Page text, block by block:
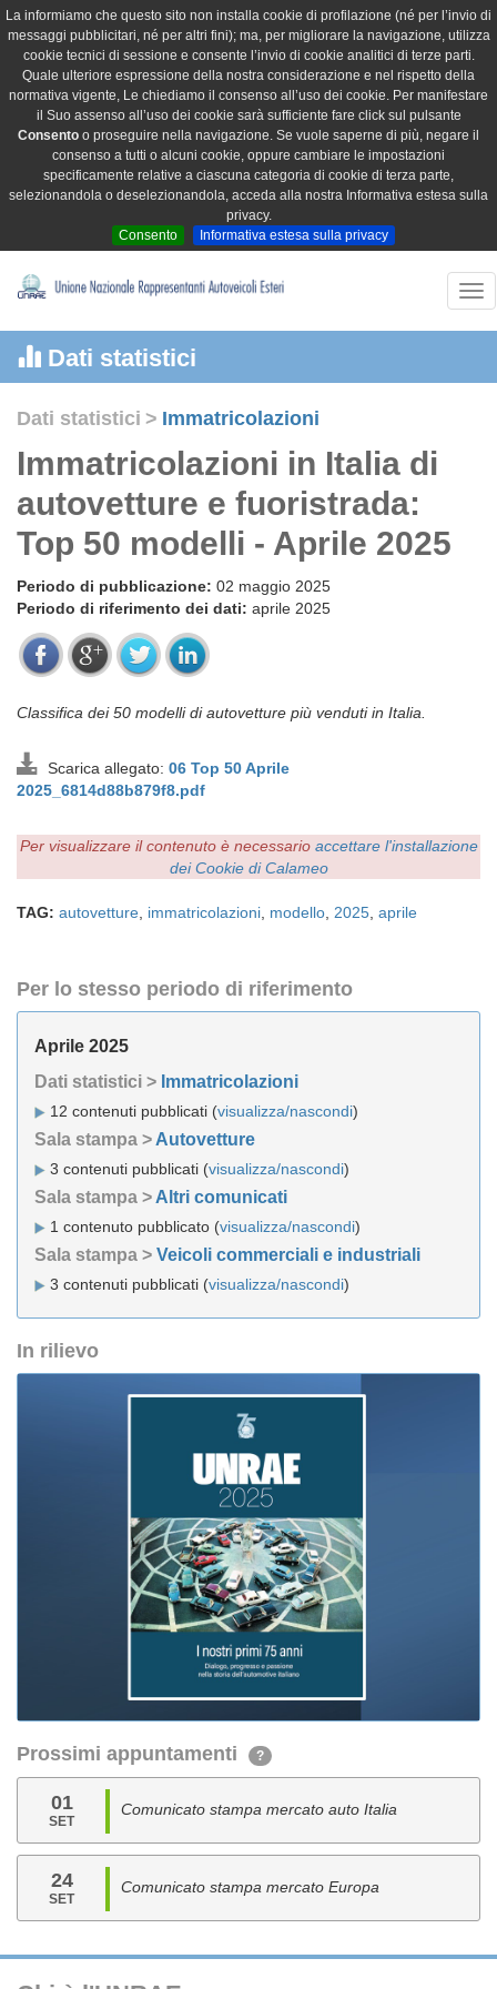
La informiamo che questo sito non installa cookie di profilazione (né per l’invio di
messaggi pubblicitari, né per altri fini); ma, per migliorare la navigazione, utilizza
cookie tecnici di sessione e consente l’invio di cookie analitici di terze parti.
Quale ulteriore espressione della nostra considerazione e nel rispetto della
normativa vigente, Le chiediamo il consenso all’uso dei cookie. Per manifestare
il Suo assenso all’uso dei cookie sarà sufficiente fare click sul pulsante
Consento o proseguire nella navigazione. Se vuole saperne di più, negare il
consenso a tutti o alcuni cookie, oppure cambiare le impostazioni
specificamente relative a ciascuna categoria di cookie di terza parte,
selezionandola o deselezionandola, acceda alla nostra Informativa estesa sulla
privacy.
Consento
Informativa estesa sulla privacy
Dati statistici
Dati statistici > Immatricolazioni
Immatricolazioni in Italia di
autovetture e fuoristrada:
Top 50 modelli - Aprile 2025
Periodo di pubblicazione: 02 maggio 2025
Periodo di riferimento dei dati: aprile 2025
Classifica dei 50 modelli di autovetture più venduti in Italia.
Scarica allegato: 06 Top 50 Aprile
2025_6814d88b879f8.pdf
Per visualizzare il contenuto è necessario accettare l'installazione
dei Cookie di Calameo
TAG: autovetture immatricolazioni modello 2025 aprile
Per lo stesso periodo di riferimento
Aprile 2025
Dati statistici > Immatricolazioni
12 contenuti pubblicati (visualizza/nascondi)
Sala stampa > Autovetture
3 contenuti pubblicati (visualizza/nascondi)
Sala stampa > Altri comunicati
1 contenuto pubblicato (visualizza/nascondi)
Sala stampa > Veicoli commerciali e industriali
3 contenuti pubblicati (visualizza/nascondi)
In rilievo
Prossimi appuntamenti ?
01
SET
Comunicato stampa mercato auto Italia
24
SET
Comunicato stampa mercato Europa